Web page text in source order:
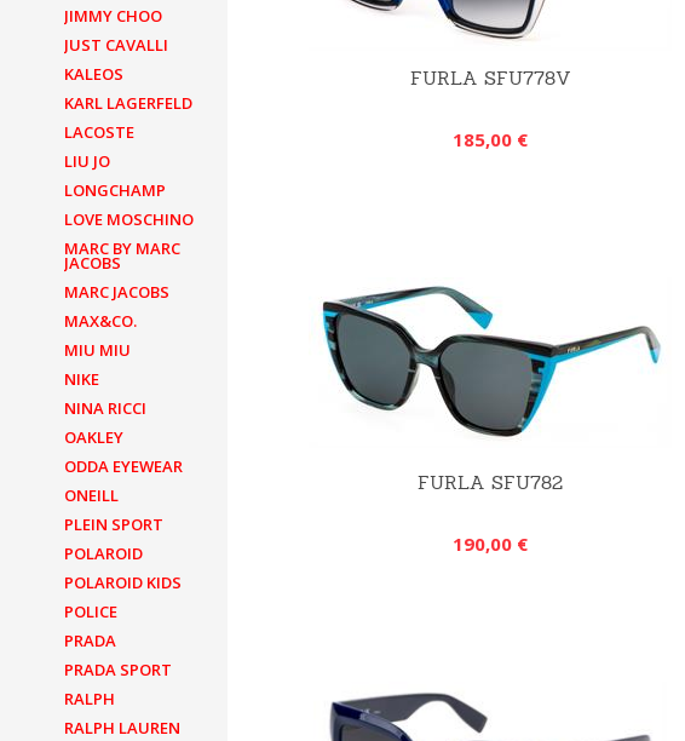
JIMMY CHOO
JUST CAVALLI
KALEOS
KARL LAGERFELD
LACOSTE
LIU JO
LONGCHAMP
LOVE MOSCHINO
MARC BY MARC
JACOBS
MARC JACOBS
MAX&CO.
MIU MIU
NIKE
NINA RICCI
OAKLEY
ODDA EYEWEAR
ONEILL
PLEIN SPORT
POLAROID
POLAROID KIDS
POLICE
PRADA
PRADA SPORT
RALPH
RALPH LAUREN
FURLA SFU778V
185,00 €
FURLA SFU782
190,00 €